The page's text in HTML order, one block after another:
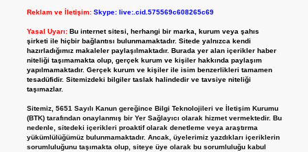
Reklam ve İletişim: Skype: live:.cid.575569c608265c69
Yasal Uyarı: Bu internet sitesi, herhangi bir marka, kurum veya şahıs
şirketi ile hiçbir bağlantısı bulunmamaktadır. Sitede yalnızca kendi
hazırladığımız makaleler paylaşılmaktadır. Burada yer alan içerikler haber
niteliği taşımamakta olup, gerçek kurum ve kişiler hakkında paylaşım
yapılmamaktadır. Gerçek kurum ve kişiler ile isim benzerlikleri tamamen
tesadüfidir. Sitemizdeki bilgiler taslak halindedir ve tavsiye niteliği
taşımazlar.
Sitemiz, 5651 Sayılı Kanun gereğince Bilgi Teknolojileri ve İletişim Kurumu
(BTK) tarafından onaylanmış bir Yer Sağlayıcı olarak hizmet vermektedir. Bu
nedenle, sitedeki içerikleri proaktif olarak denetleme veya araştırma
yükümlülüğümüz bulunmamaktadır. Ancak, üyelerimiz yazdıkları içeriklerin
sorumluluğunu taşımakta olup, siteye üye olarak bu sorumluluğu kabul